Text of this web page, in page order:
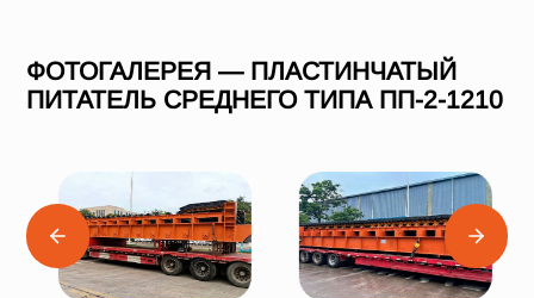
ФОТОГАЛЕРЕЯ — ПЛАСТИНЧАТЫЙ
ПИТАТЕЛЬ СРЕДНЕГО ТИПА ПП-2-1210